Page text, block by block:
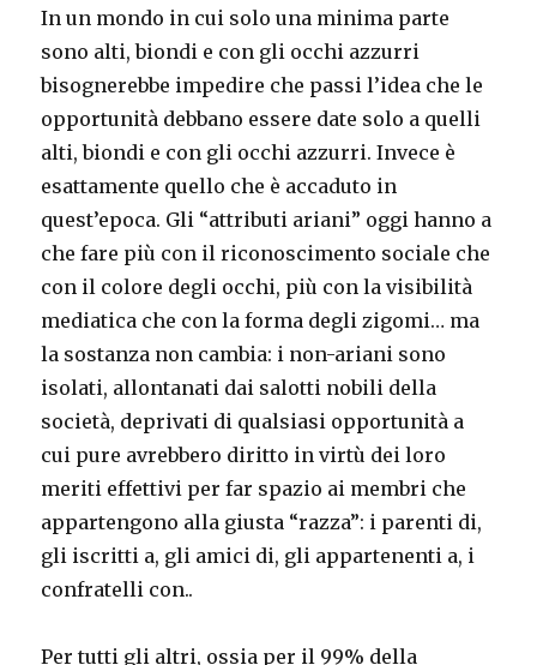
In un mondo in cui solo una minima parte
sono alti, biondi e con gli occhi azzurri
bisognerebbe impedire che passi l’idea che le
opportunità debbano essere date solo a quelli
alti, biondi e con gli occhi azzurri. Invece è
esattamente quello che è accaduto in
quest’epoca. Gli “attributi ariani” oggi hanno a
che fare più con il riconoscimento sociale che
con il colore degli occhi, più con la visibilità
mediatica che con la forma degli zigomi… ma
la sostanza non cambia: i non-ariani sono
isolati, allontanati dai salotti nobili della
società, deprivati di qualsiasi opportunità a
cui pure avrebbero diritto in virtù dei loro
meriti effettivi per far spazio ai membri che
appartengono alla giusta “razza”: i parenti di,
gli iscritti a, gli amici di, gli appartenenti a, i
confratelli con..
Per tutti gli altri, ossia per il 99% della